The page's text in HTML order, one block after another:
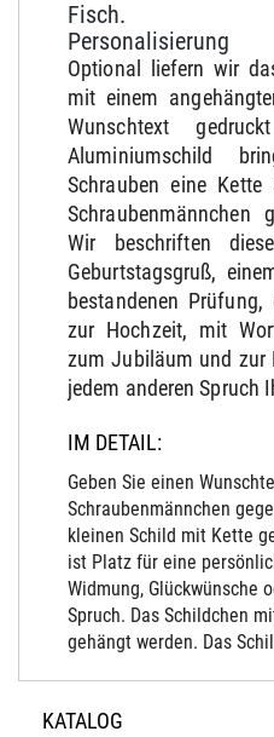
Fisch.
Personalisierung
Optional liefern wir
mit einem
Wunschtext
Aluminiumschild
Schrauben eine
Schraubenmännchen
Wir beschriften
Geburtstagsgruß,
bestandenen
zur Hochzeit, mit
zum Jubiläum und zur
jedem anderen Spruch
IM DETAIL:
Geben Sie einen
Schraubenmännchen
kleinen Schild mit Kette
ist Platz für eine
Widmung, Glückwünsche
Spruch. Das Schildchen
gehängt werden. Das
KATALOG